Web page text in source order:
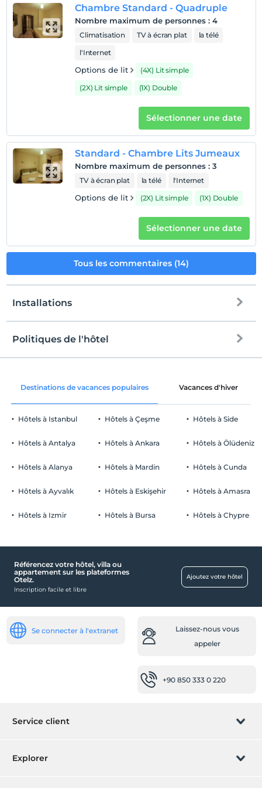
Afficher sur la
carte
Politiques de l'hôtel
enregistrement
animaux
Animaux acceptés
fumeur
chambres non fumeur
Les bébés de moins de 2 ne sont pas facturés
1 enfant(s) jusqu'à l'âge de 3 ans par chambre n'est/ne
sont pas facturé(s)
Chambre Standard - Quadruple
Nombre maximum de personnes : 4
Climatisation TV à écran plat
la télé
l'Internet
Options de lit
(4X) Lit simple
(2X) Lit simple
(1X) Double
Sélectionner une date
Standard - Chambre Lits Jumeaux
Nombre maximum de personnes : 3
TV à écran plat la télé l'Internet
Options de lit (2X) Lit simple (1X) Double
Sélectionner une date
Tous les commentaires (14)
Installations
Espaces communs et toutes les
Parking
Libérer Parking privé
Santé
Désactivée
Toilettes adaptées aux personnes handicapées
Ballon
Politiques de l'hôtel
enregistrement
Vérifier
Avant 12:00
animaux
Les bébés de moins de 2 ne sont pas facturés
Destinations de vacances populaires Vacances d'hiver
Hôtels à Istanbul
Hôtels à Antalya
Hôtels à Alanya
Hôtels à Ayvalık
Hôtels à Izmir
Hôtels à Çeşme
Hôtels à Ankara
Hôtels à Mardin
Hôtels à Eskişehir
Hôtels à Bursa
Hôtels à Side
Hôtels à Ölüdeniz
Hôtels à Cunda
Hôtels à Amasra
Hôtels à Chypre
Référencez votre hôtel, villa ou
appartement sur les plateformes
Otelz.
Inscription facile et libre
Ajoutez votre hôtel
Se connecter à l'extranet
Laissez-nous vous
appeler
+90 850 333 0 220
Service client
Gérer la réservation
Explorer